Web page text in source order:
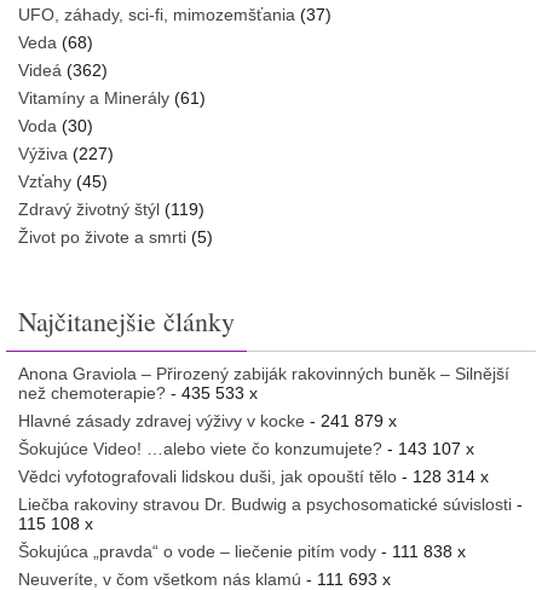
UFO, záhady, sci-fi, mimozemšťania (37)
Veda (68)
Videá (362)
Vitamíny a Minerály (61)
Voda (30)
Výživa (227)
Vzťahy (45)
Zdravý životný štýl (119)
Život po živote a smrti (5)
Najčitanejšie články
Anona Graviola – Přirozený zabiják rakovinných buněk – Silnější
než chemoterapie? - 435 533 x
Hlavné zásady zdravej výživy v kocke - 241 879 x
Šokujúce Video! …alebo viete čo konzumujete? - 143 107 x
Vědci vyfotografovali lidskou duši, jak opouští tělo - 128 314 x
Liečba rakoviny stravou Dr. Budwig a psychosomatické súvislosti -
115 108 x
Šokujúca „pravda“ o vode – liečenie pitím vody - 111 838 x
Neuveríte, v čom všetkom nás klamú - 111 693 x